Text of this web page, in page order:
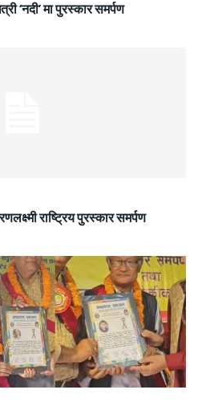
‘नदी’ मा पुरस्कार समर्पण
राष्ट्रिय पुरस्कार समर्पण